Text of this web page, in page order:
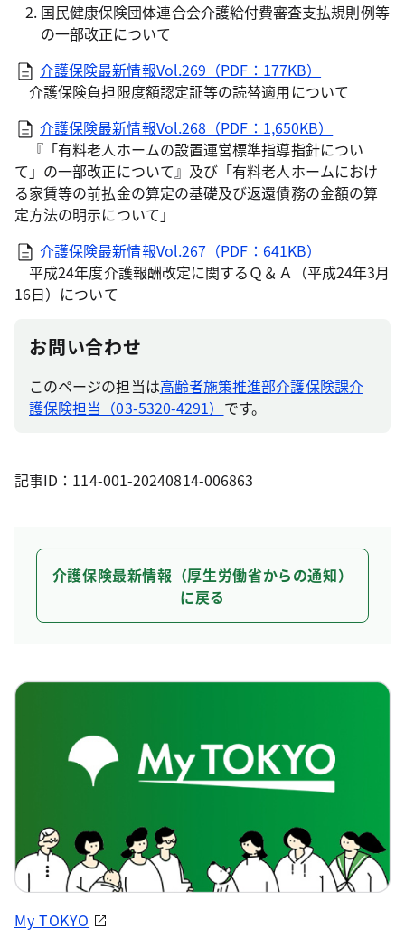
国民健康保険団体連合会介護給付費審査支払規則例等
の一部改正について
介護保険最新情報Vol.269（PDF：177KB）
介護保険負担限度額認定証等の読替適用について
介護保険最新情報Vol.268（PDF：1,650KB）
『「有料老人ホームの設置運営標準指導指針につい
て」の一部改正について』及び「有料老人ホームにおけ
る家賃等の前払金の算定の基礎及び返還債務の金額の算
定方法の明示について」
介護保険最新情報Vol.267（PDF：641KB）
平成24年度介護報酬改定に関するＱ＆Ａ（平成24年3月
16日）について
お問い合わせ
このページの担当は高齢者施策推進部介護保険課介
護保険担当（03-5320-4291） です。
記事ID：114-001-20240814-006863
介護保険最新情報（厚生労働省からの通知）
に戻る
My TOKYO